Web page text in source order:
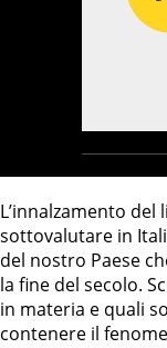
L’innalzamento
sottovalutare in
del nostro Paese
la fine del secolo.
in materia e quali
contenere il